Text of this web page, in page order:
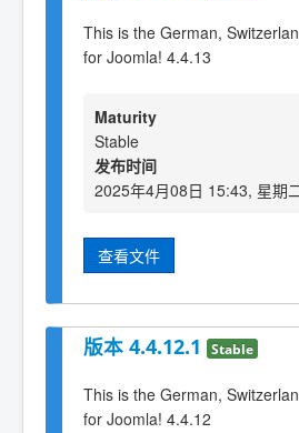
This is the German,
for Joomla! 4.4.13
Maturity
Stable
发布时间
2025年4月08日 15:43, 星期
查看文件
版本 4.4.12.1 Stable
This is the German,
for Joomla! 4.4.12